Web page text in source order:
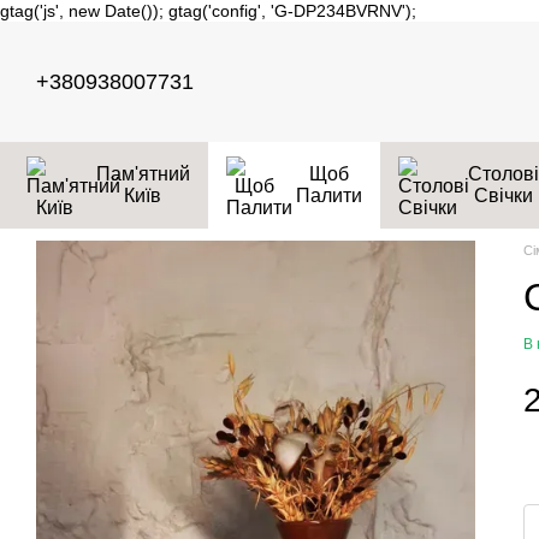
gtag('js', new Date()); gtag('config', 'G-DP234BVRNV');
+380938007731
Пам'ятний
Київ
Щоб
Палити
Столові
Свічки
В